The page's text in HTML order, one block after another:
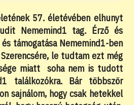
57. életévében elhunyt
Nememind1 tag. Érző és
támogatása Nememind1-ben
le tudtam ezt még
miatt soha nem is tudott
találkozókra. Bár többször
sajnálom, hogy csak hetekkel